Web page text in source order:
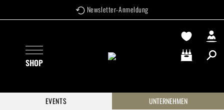
Zum Hauptinhalt springen Newsletter-Anmeldung
SHOP Warenkorb
EVENTS
UNTERNEHMEN